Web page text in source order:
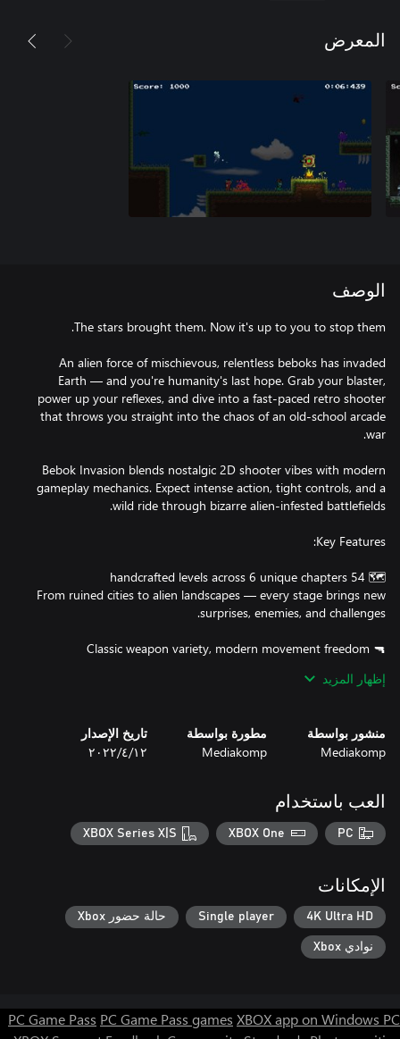
المعرض
الوصف
An alien force of mischievous, relentless beboks has invaded
Earth — and you're humanity's last hope. Grab your blaster,
power up your reflexes, and dive into a fast-paced retro shooter
that throws you straight into the chaos of an old-school arcade
Bebok Invasion blends nostalgic 2D shooter vibes with modern
gameplay mechanics. Expect intense action, tight controls, and a
From ruined cities to alien landscapes — every stage brings new
Wall-jump, climb, dash and combo your way out of tight
The beboks won’t go easy on you. Every wave, every chapter is
tougher than the last. Quick reflexes and smart upgrades are key
Easy to pick up, hard to put down. Designed with love for fans of
إظهار المزيد
منشور بواسطة
Mediakomp
مطورة بواسطة
Mediakomp
تاريخ الإصدار
١٢‏/٤‏/٢٠٢٢
العب باستخدام
PC
XBOX One
XBOX Series X|S
الإمكانات
4K Ultra HD
Single player حالة حضور Xbox
نوادي Xbox
PC Game Pass PC Game Pass games XBOX app on Windows PC